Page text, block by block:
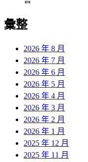
彙整
2026 年 8 月
2026 年 7 月
2026 年 6 月
2026 年 5 月
2026 年 4 月
2026 年 3 月
2026 年 2 月
2026 年 1 月
2025 年 12 月
2025 年 11 月